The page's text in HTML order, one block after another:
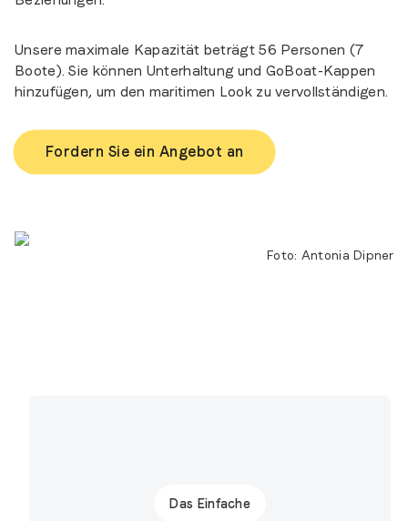
Unsere maximale Kapazität beträgt 56 Personen (7
Boote). Sie können Unterhaltung und GoBoat-Kappen
hinzufügen, um den maritimen Look zu vervollständigen.
Fordern Sie ein Angebot an
Foto: Antonia Dipner
Das Einfache